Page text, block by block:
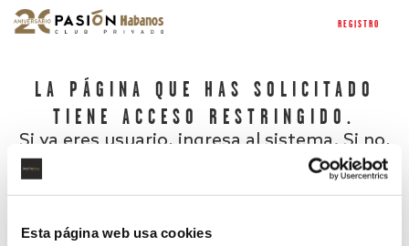
Esta página web usa cookies
REGISTRO
LA PÁGINA QUE HAS SOLICITADO
TIENE ACCESO RESTRINGIDO.
Si ya eres usuario, ingresa al sistema. Si no,